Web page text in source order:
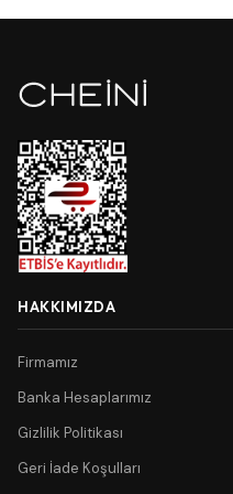
HAKKIMIZDA
Firmamız
Banka Hesaplarımız
Gizlilik Politikası
Geri İade Koşulları